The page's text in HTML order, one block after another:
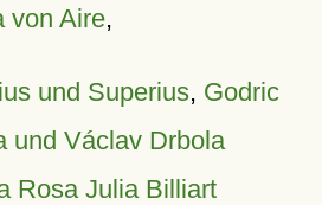
von Aire,
und Superius, Godric
und Václav Drbola
Rosa Julia Billiart